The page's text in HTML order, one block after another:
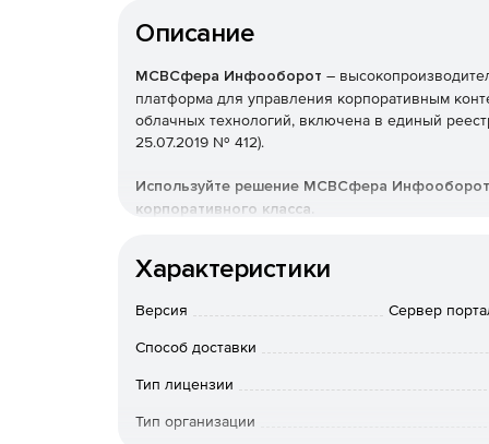
Описание
МСВСфера Инфооборот –
платформа для управления корпоративным
облачных технологий, включена в единый
25.07.2019 № 412).
Используйте решение МСВСфера
корпоративного класса.
Основные
Управление документами
Создание и редактирование документов.
Характеристики
Версия Сервер
Способ доставки
Тип лицензии
Тип организации